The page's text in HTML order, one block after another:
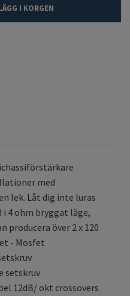
I KORGEN
med
lek. Låt dig inte luras
i 4 ohm bryggat läge,
producera över 2 x 120
- Mosfet
setskruv
12dB/ okt crossovers